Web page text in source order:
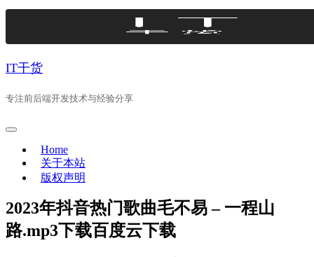
Skip
IT干货
专注前后端开发技术与经验分享
Home
关于本站
版权声明
2023年抖音热门歌曲毛不易 – 一程山
路.mp3下载百度云下载